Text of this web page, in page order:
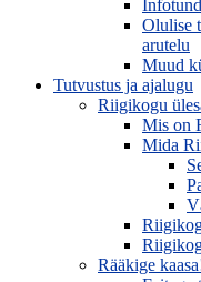
Infotund
Olulise
arutelu
Muud
Tutvustus ja ajalugu
Riigikogu
Mis on
Mida
Rääkige